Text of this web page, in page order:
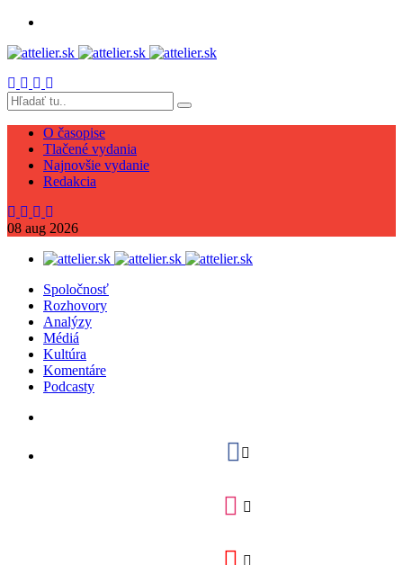
O časopise
Tlačené vydania
Najnovšie vydanie
Redakcia
08 aug 2026
Spoločnosť
Rozhovory
Analýzy
Médiá
Kultúra
Komentáre
Podcasty